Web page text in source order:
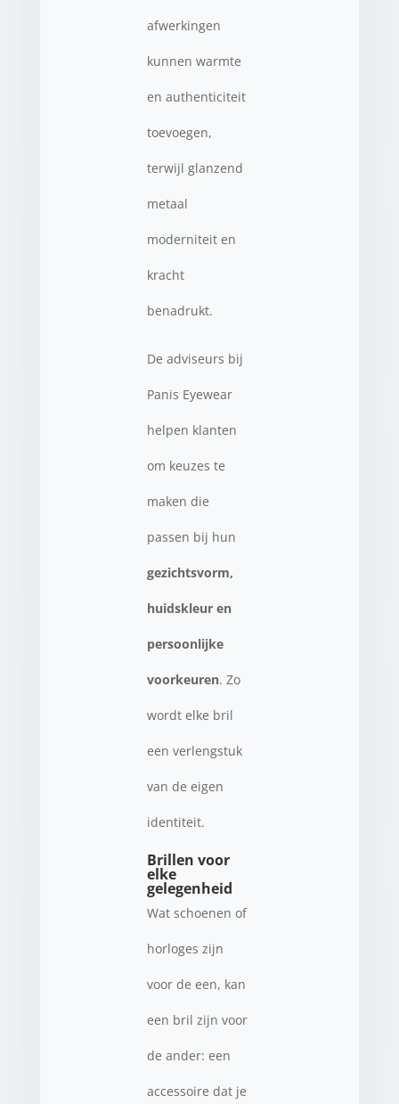
afwerkingen
kunnen warmte
en authenticiteit
toevoegen,
terwijl glanzend
metaal
moderniteit en
kracht
benadrukt.
De adviseurs bij
Panis Eyewear
helpen klanten
om keuzes te
maken die
passen bij hun
gezichtsvorm,
huidskleur en
persoonlijke
voorkeuren. Zo
wordt elke bril
een verlengstuk
van de eigen
identiteit.
Brillen voor
elke
gelegenheid
Wat schoenen of
horloges zijn
voor de een, kan
een bril zijn voor
de ander: een
accessoire dat je